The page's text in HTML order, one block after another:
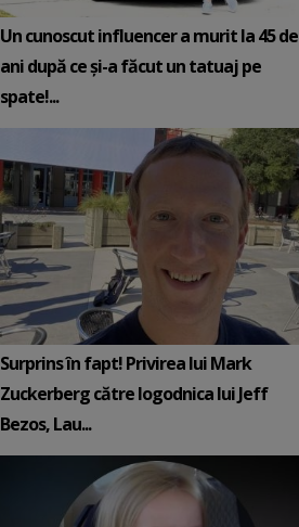
Un cunoscut influencer a murit la 45 de
ani după ce și-a făcut un tatuaj pe
spate!...
Surprins în fapt! Privirea lui Mark
Zuckerberg către logodnica lui Jeff
Bezos, Lau...